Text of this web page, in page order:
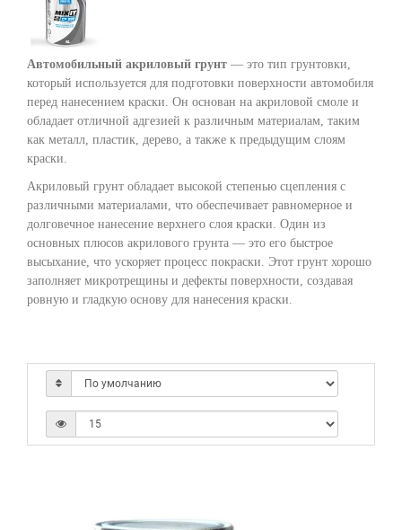
Автомобильный акриловый грунт — это тип грунтовки,
который используется для подготовки поверхности автомобиля
перед нанесением краски. Он основан на акриловой смоле и
обладает отличной адгезией к различным материалам, таким
как металл, пластик, дерево, а также к предыдущим слоям
краски.
Акриловый грунт обладает высокой степенью сцепления с
различными материалами, что обеспечивает равномерное и
долговечное нанесение верхнего слоя краски. Один из
основных плюсов акрилового грунта — это его быстрое
высыхание, что ускоряет процесс покраски. Этот грунт хорошо
заполняет микротрещины и дефекты поверхности, создавая
ровную и гладкую основу для нанесения краски.